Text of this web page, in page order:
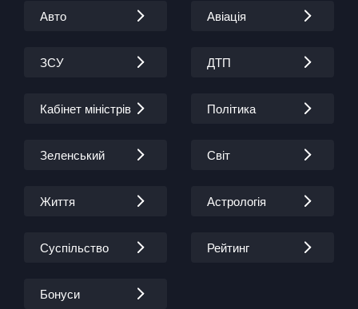
Авто Авіація
ЗСУ ДТП
Кабінет міністрів Політика
Зеленський Світ
Життя Астрологія
Суспільство Рейтинг
Бонуси